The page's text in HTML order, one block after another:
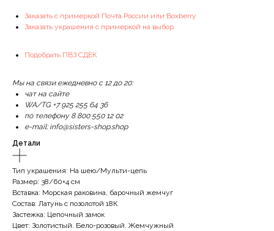
Заказать с примеркой Почта России или Boxberry
Заказать украшения с примеркой на выбор
Подобрать ПВЗ СДЕК
Мы на связи ежедневно с 12 до 20:
чат на сайте
WA/TG +7 925 255 64 36
по телефону 8 800 550 12 02
e-mail: info@sisters-shop.shop
Детали
Тип украшения: На шею/Мульти-цепь
Размер: 38/60+4 см
Вставка: Морская раковина, барочный жемчуг
Состав: Латунь с позолотой 18К
Застежка: Цепочный замок
Цвет: Золотистый. Бело-розовый. Жемчужный